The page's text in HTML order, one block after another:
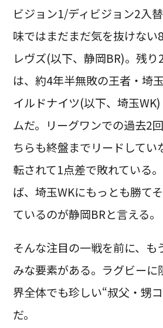
ビジョン1/ディビジョン2入
味ではまだまだ気を抜けない
レヴズ(以下、静岡BR)。残
は、約4年半無敗の王者・埼
イルドナイツ(以下、埼玉
ムだ。リーグワンでの過去2
ちらも終盤までリードしてい
転されて1点差で敗れている
ば、埼玉WKにもっとも勝て
ているのが静岡BRと言える。
そんな注目の一戦を前に、も
みな要素がある。ラグビーに
界全体でも珍しい“叔父・甥
だ。